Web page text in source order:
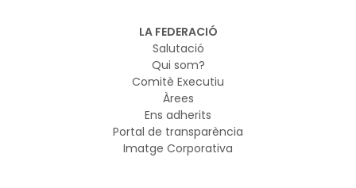
LA FEDERACIÓ
Salutació
Qui som?
Comitè Executiu
Àrees
Ens adherits
Portal de transparència
Imatge Corporativa